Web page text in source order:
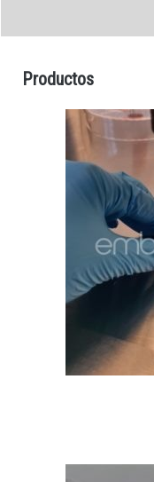
Productos